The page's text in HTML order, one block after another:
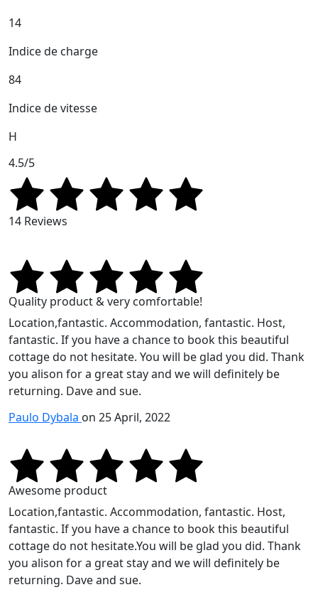
14
Indice de charge
84
Indice de vitesse
H
4.5/5
14 Reviews
Quality product & very comfortable!
Location,fantastic. Accommodation, fantastic. Host,
fantastic. If you have a chance to book this beautiful
cottage do not hesitate. You will be glad you did. Thank
you alison for a great stay and we will definitely be
returning. Dave and sue.
Paulo Dybala on 25 April, 2022
Awesome product
Location,fantastic. Accommodation, fantastic. Host,
fantastic. If you have a chance to book this beautiful
cottage do not hesitate.You will be glad you did. Thank
you alison for a great stay and we will definitely be
returning. Dave and sue.